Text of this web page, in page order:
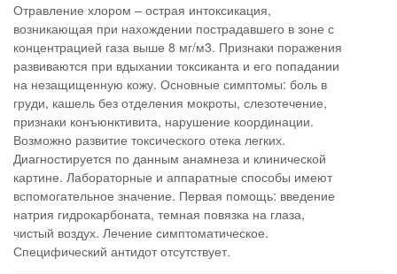
Отравление хлором – острая интоксикация,
возникающая при нахождении пострадавшего в зоне с
концентрацией газа выше 8 мг/м3. Признаки поражения
развиваются при вдыхании токсиканта и его попадании
на незащищенную кожу. Основные симптомы: боль в
груди, кашель без отделения мокроты, слезотечение,
признаки конъюнктивита, нарушение координации.
Возможно развитие токсического отека легких.
Диагностируется по данным анамнеза и клинической
картине. Лабораторные и аппаратные способы имеют
вспомогательное значение. Первая помощь: введение
натрия гидрокарбоната, темная повязка на глаза,
чистый воздух. Лечение симптоматическое.
Специфический антидот отсутствует.